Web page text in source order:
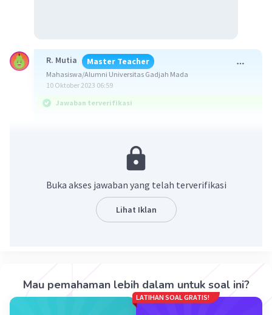
R. Mutia Master Teacher
Mahasiswa/Alumni Universitas Gadjah Mada
10 Oktober 2023 06:59
Jawaban terverifikasi
R2 = 12 ohm
Buka akses jawaban yang telah terverifikasi
Lihat Iklan
Mau pemahaman lebih dalam untuk soal ini?
LATIHAN SOAL GRATIS!